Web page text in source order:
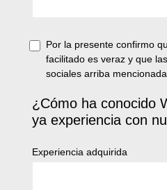
Por la presente confirmo
facilitado es veraz y que
sociales arriba
¿Cómo ha conocido
ya experiencia con
Experiencia adquirida